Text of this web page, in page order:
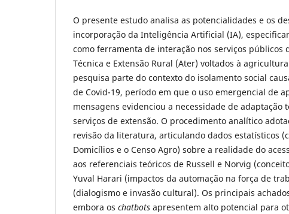
O presente estudo analisa as potencialidades e os
incorporação da Inteligência Artificial (IA),
como ferramenta de interação nos serviços públicos
Técnica e Extensão Rural (Ater) voltados à
pesquisa parte do contexto do isolamento social
de Covid-19, período em que o uso emergencial de
mensagens evidenciou a necessidade de adaptação
serviços de extensão. O procedimento analítico
revisão da literatura, articulando dados estatísticos
Domicílios e o Censo Agro) sobre a realidade do
aos referenciais teóricos de Russell e Norvig
Yuval Harari (impactos da automação na força de
(dialogismo e invasão cultural). Os principais
embora os chatbots apresentem alto potencial para